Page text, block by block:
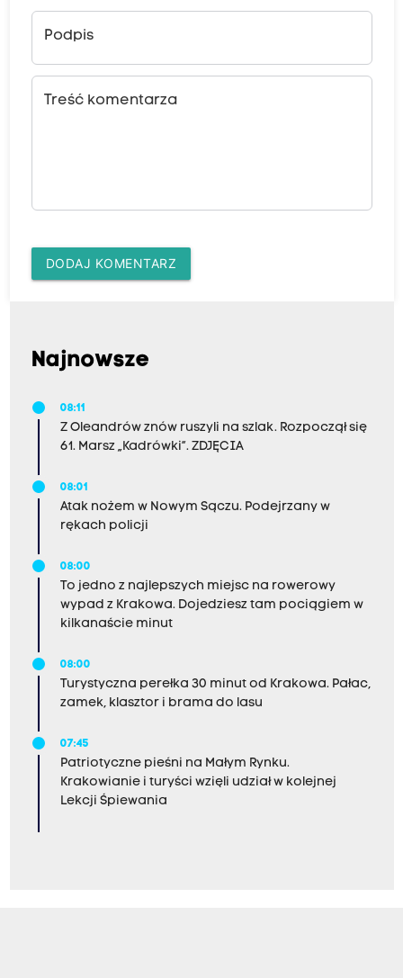
Podpis
Treść komentarza
DODAJ KOMENTARZ
Najnowsze
08:11
Z Oleandrów znów ruszyli na szlak. Rozpoczął się
61. Marsz „Kadrówki”. ZDJĘCIA
08:01
Atak nożem w Nowym Sączu. Podejrzany w
rękach policji
08:00
To jedno z najlepszych miejsc na rowerowy
wypad z Krakowa. Dojedziesz tam pociągiem w
kilkanaście minut
08:00
Turystyczna perełka 30 minut od Krakowa. Pałac,
zamek, klasztor i brama do lasu
07:45
Patriotyczne pieśni na Małym Rynku.
Krakowianie i turyści wzięli udział w kolejnej
Lekcji Śpiewania